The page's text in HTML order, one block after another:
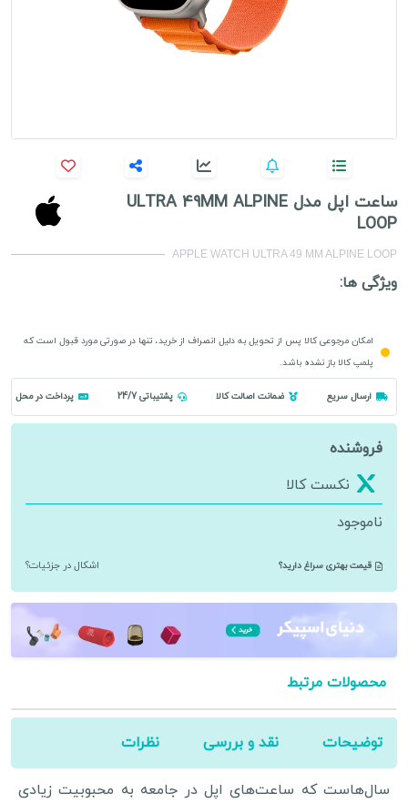
ساعت اپل مدل ULTRA 49MM ALPINE
LOOP
APPLE WATCH ULTRA 49 MM ALPINE LOOP
ویژگی ها:
امکان مرجوعی کالا پس از تحویل به دلیل انصراف از خرید، تنها در صورتی مورد قبول است که
پلمپ کالا باز نشده باشد.
ارسال سریع ضمانت اصالت کالا پشتیباتی 24/7 پرداخت در محل
فروشنده
نکست کالا
ناموجود
قیمت بهتری سراغ دارید؟ اشکال در جزئیات؟
محصولات مرتبط
توضیحات نقد و بررسی نظرات
سال‌هاست که ساعت‌های اپل در جامعه به محبوبیت زیادی